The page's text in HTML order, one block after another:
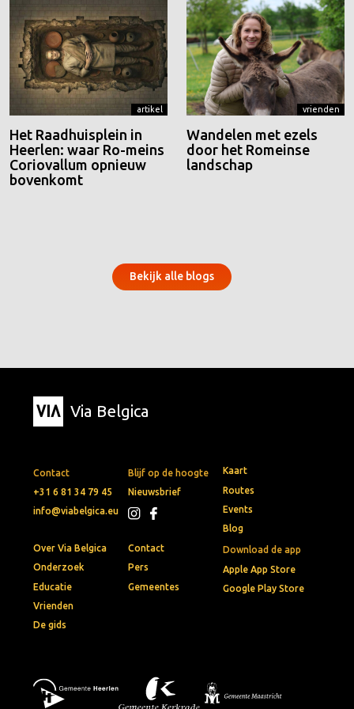
artikel
Het Raadhuisplein in
Heerlen: waar Ro-meins
Coriovallum opnieuw
bovenkomt
vrienden
Wandelen met ezels
door het Romeinse
landschap
Bekijk alle blogs
Via Belgica
Contact
+31 6 81 34 79 45
info@viabelgica.eu
Blijf op de hoogte
Nieuwsbrief
Download de app
Apple App Store
Google Play Store
Kaart
Routes
Events
Blog
Over Via Belgica
Onderzoek
Educatie
Vrienden
De gids
Contact
Pers
Gemeentes